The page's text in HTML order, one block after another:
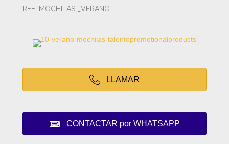
REF: MOCHILAS _VERANO
LLAMAR
CONTACTAR por WHATSAPP